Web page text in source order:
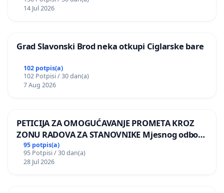
14 Jul 2026
Grad Slavonski Brod neka otkupi Ciglarske bare
102 potpis(a)
102 Potpisi / 30 dan(a)
7 Aug 2026
PETICIJA ZA OMOGUĆAVANJE PROMETA KROZ
ZONU RADOVA ZA STANOVNIKE Mjesnog odbora
Kamensko i Lemić Brdo
95 potpis(a)
95 Potpisi / 30 dan(a)
28 Jul 2026